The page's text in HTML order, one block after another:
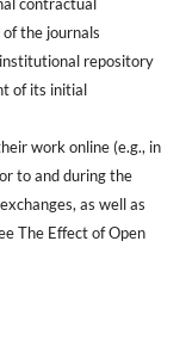
the journals
repository
of its initial
work online (e.g., in
to and during the
as well as
The Effect of Open